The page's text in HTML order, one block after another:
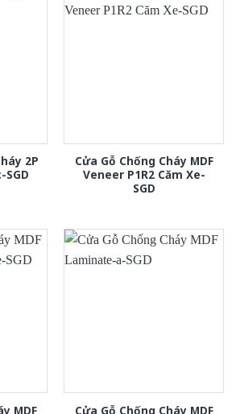
2P
Cửa Gỗ Chống Cháy MDF
Veneer P1R2 Căm Xe-
SGD
MDF Cửa Gỗ Chống Cháy MDF